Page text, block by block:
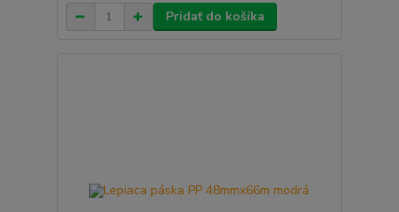
Pridať do košíka